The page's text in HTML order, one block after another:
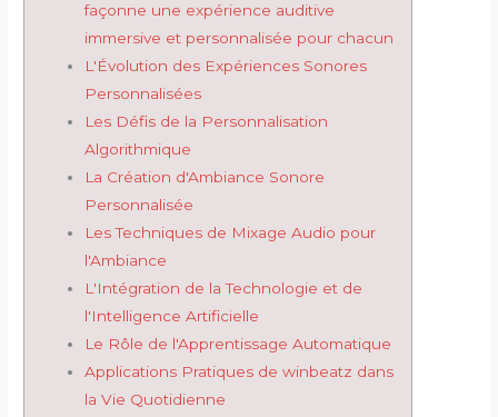
façonne une expérience auditive
immersive et personnalisée pour chacun
L'Évolution des Expériences Sonores
Personnalisées
Les Défis de la Personnalisation
Algorithmique
La Création d'Ambiance Sonore
Personnalisée
Les Techniques de Mixage Audio pour
l'Ambiance
L'Intégration de la Technologie et de
l'Intelligence Artificielle
Le Rôle de l'Apprentissage Automatique
Applications Pratiques de winbeatz dans
la Vie Quotidienne